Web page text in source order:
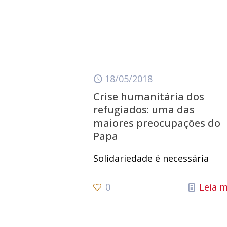
18/05/2018
Crise humanitária dos
refugiados: uma das
maiores preocupações do
Papa
Solidariedade é necessária
0 Leia